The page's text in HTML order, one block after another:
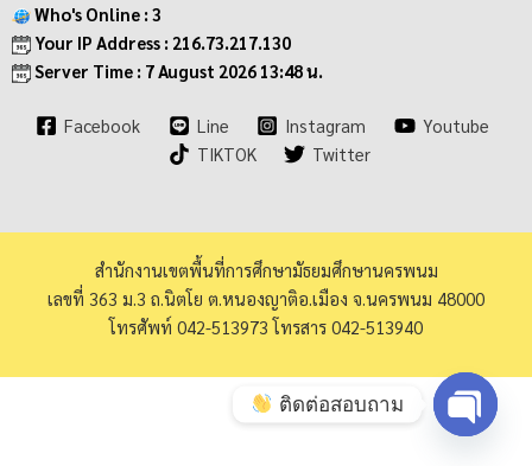
Who's Online : 3
Your IP Address : 216.73.217.130
Server Time : 7 August 2026 13:48 น.
Facebook Line Instagram
Youtube
TIKTOK
Twitter
สำนักงานเขตพื้นที่การศึกษามัธยมศึกษานครพนม
เลขที่ 363 ม.3 ถ.นิตโย ต.หนองญาติอ.เมือง จ.นครพนม 48000
โทรศัพท์ 042-513973 โทรสาร 042-513940
ติดต่อสอบถาม
Open